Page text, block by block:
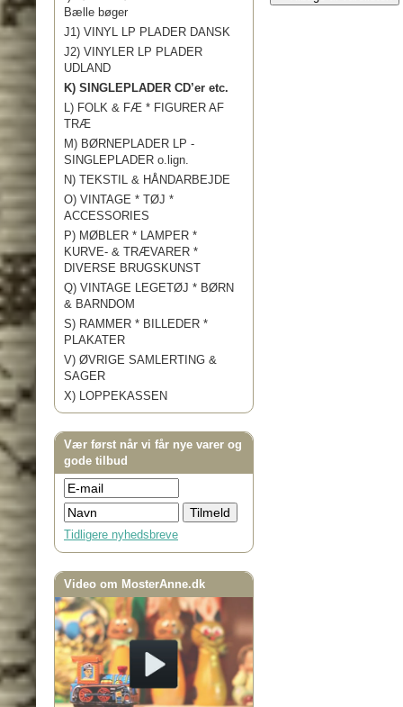
Bælle bøger
J1) VINYL LP PLADER DANSK
J2) VINYLER LP PLADER
UDLAND
K) SINGLEPLADER CD’er etc.
L) FOLK & FÆ * FIGURER AF
TRÆ
M) BØRNEPLADER LP -
SINGLEPLADER o.lign.
N) TEKSTIL & HÅNDARBEJDE
O) VINTAGE * TØJ *
ACCESSORIES
P) MØBLER * LAMPER *
KURVE- & TRÆVARER *
DIVERSE BRUGSKUNST
Q) VINTAGE LEGETØJ * BØRN
& BARNDOM
S) RAMMER * BILLEDER *
PLAKATER
V) ØVRIGE SAMLERTING &
SAGER
X) LOPPEKASSEN
Vær først når vi får nye varer og
gode tilbud
Tidligere nyhedsbreve
Video om MosterAnne.dk